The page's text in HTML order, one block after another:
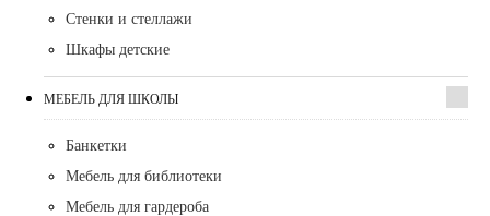
Стенки и стеллажи
Шкафы детские
МЕБЕЛЬ ДЛЯ ШКОЛЫ
Банкетки
Мебель для библиотеки
Мебель для гардероба